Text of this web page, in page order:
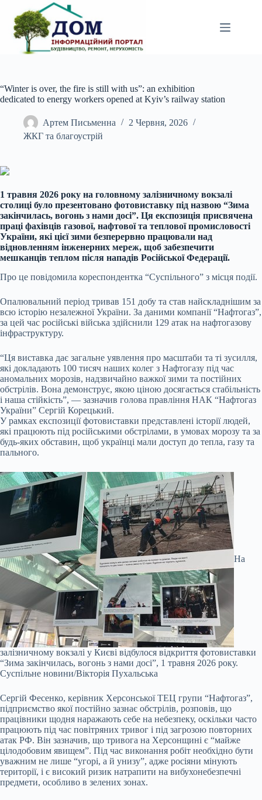
вмісту
“Winter is over, the fire is still with us”: an exhibition
dedicated to energy workers opened at Kyiv’s railway station
Артем Письменна
2 Червня, 2026
ЖКГ та благоустрій
1 травня 2026 року на головному залізничному вокзалі
столиці було презентовано фотовиставку під назвою “Зима
закінчилась, вогонь з нами досі”. Ця експозиція присвячена
праці фахівців газової, нафтової та теплової промисловості
України, які цієї зими безперервно працювали над
відновленням інженерних мереж, щоб забезпечити
мешканців теплом після нападів Російської Федерації.
Про це повідомила кореспондентка “Суспільного” з місця події.
Опалювальний період тривав 151 добу та став найскладнішим за
всю історію незалежної України. За даними компанії “Нафтогаз”,
за цей час російські війська здійснили 129 атак на нафтогазову
інфраструктуру.
“Ця виставка дає загальне уявлення про масштаби та ті зусилля,
які докладають 100 тисяч наших колег з Нафтогазу під час
аномальних морозів, надзвичайно важкої зими та постійних
обстрілів. Вона демонструє, якою ціною досягається стабільність
і наша стійкість”, — зазначив голова правління НАК “Нафтогаз
України” Сергій Корецький.
У рамках експозиції фотовиставки представлені історії людей,
які працюють під російськими обстрілами, в умовах морозу та за
будь-яких обставин, щоб українці мали доступ до тепла, газу та
пального.
На
залізничному вокзалі у Києві відбулося відкриття фотовиставки
“Зима закінчилась, вогонь з нами досі”, 1 травня 2026 року.
Суспільне новини/Вікторія Пухальська
Сергій Фесенко, керівник Херсонської ТЕЦ групи “Нафтогаз”,
підприємство якої постійно зазнає обстрілів, розповів, що
працівники щодня наражають себе на небезпеку, оскільки часто
працюють під час повітряних тривог і під загрозою повторних
атак РФ. Він зазначив, що тривога на Херсонщині є “майже
цілодобовим явищем”. Під час виконання робіт необхідно бути
уважним не лише “угорі, а й унизу”, адже росіяни мінують
території, і є високий ризик натрапити на вибухонебезпечні
предмети, особливо в зелених зонах.